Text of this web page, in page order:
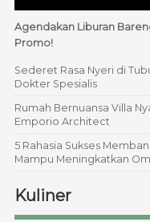
Agendakan Liburan
Promo!
Sederet Rasa Nyeri di
Dokter Spesialis
Rumah Bernuansa Villa
Emporio Architect
5 Rahasia Sukses
Mampu Meningkatkan
Kuliner